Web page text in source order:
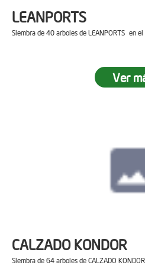
LEANPORTS
Siembra de 40 arboles de LEANPORTS en el
Ver
CALZADO KONDOR
Siembra de 64 arboles de CALZADO